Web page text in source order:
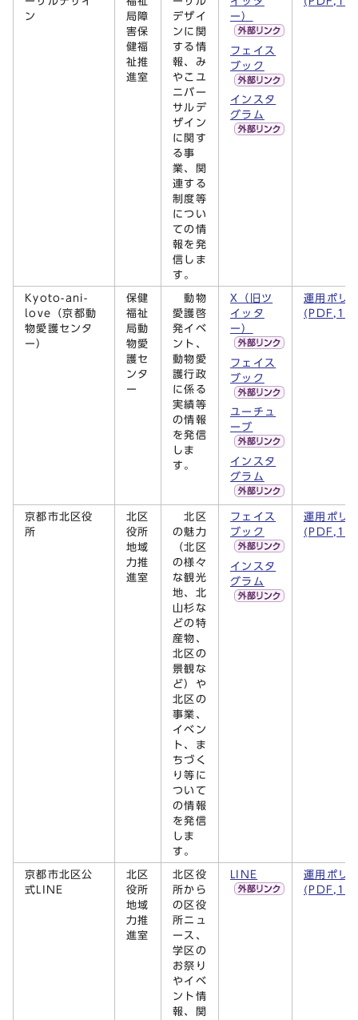
ン
局障
害保
健福
祉推
進室
デザイ
ンに関
する情
報、み
やこユ
ニバー
サルデ
ザイン
に関す
る事
業、関
連する
制度等
につい
ての情
報を発
信しま
す。
ー）
フェイス
ブック
インスタ
グラム
Kyoto-ani-
love（京都動
物愛護センタ
ー）
保健
福祉
局動
物愛
護セ
ンタ
ー
動物
愛護啓
発イベ
ント、
動物愛
護行政
に係る
実績等
の情報
を発信
しま
す。
X（旧ツ
イッタ
ー）
フェイス
ブック
ユーチュ
ーブ
インスタ
グラム
運用ポリ
京都市北区役
所
北区
役所
地域
力推
進室
北区
の魅力
（北区
の様々
な観光
地、北
山杉な
どの特
産物、
北区の
景観な
ど）や
北区の
事業、
イベン
ト、ま
ちづく
り等に
ついて
の情報
を発信
しま
す。
フェイス
ブック
インスタ
グラム
運用ポリ
京都市北区公
式LINE
北区
役所
地域
力推
進室
北区役
所から
の区役
所ニュ
ース、
学区の
お祭り
やイベ
ント情
報、関
LINE
運用ポリ